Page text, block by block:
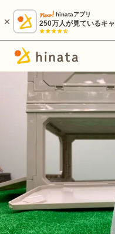
hinataアプリ
250万人が見ているキ